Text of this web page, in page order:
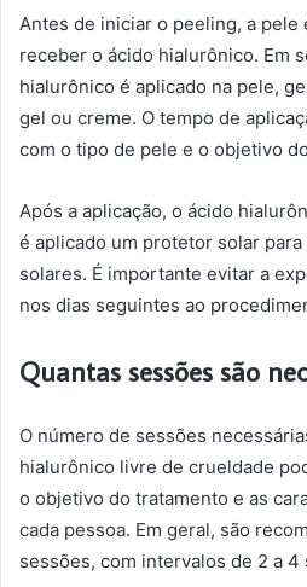
Antes de iniciar o peeling, a pele
receber o ácido hialurônico. Em
hialurônico é aplicado na pele,
gel ou creme. O tempo de
com o tipo de pele e o objetivo
Após a aplicação, o ácido
é aplicado um protetor solar
solares. É importante evitar a
nos dias seguintes ao
Quantas sessões são
O número de sessões
hialurônico livre de crueldade
o objetivo do tratamento e as
cada pessoa. Em geral, são
sessões, com intervalos de 2 a 4